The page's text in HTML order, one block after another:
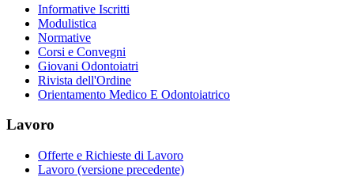
Informative Iscritti
Modulistica
Normative
Corsi e Convegni
Giovani Odontoiatri
Rivista dell'Ordine
Orientamento Medico E Odontoiatrico
Lavoro
Offerte e Richieste di Lavoro
Lavoro (versione precedente)